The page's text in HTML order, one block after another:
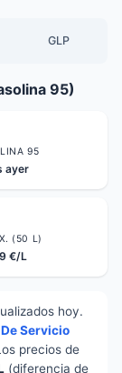
GLP
95)
95
ayer
(50 L)
€/L
hoy.
Servicio
precios de
(diferencia de